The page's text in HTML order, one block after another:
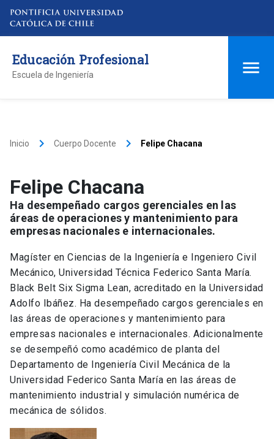
Educación Profesional
Escuela de Ingeniería
Inicio keyboard_arrow_right Cuerpo Docente keyboard_arrow_right Felipe Chacana
Felipe Chacana
Ha desempeñado cargos gerenciales en las
áreas de operaciones y mantenimiento para
empresas nacionales e internacionales.
Magíster en Ciencias de la Ingeniería e Ingeniero Civil
Mecánico, Universidad Técnica Federico Santa María.
Black Belt Six Sigma Lean, acreditado en la Universidad
Adolfo Ibáñez. Ha desempeñado cargos gerenciales en
las áreas de operaciones y mantenimiento para
empresas nacionales e internacionales. Adicionalmente
se desempeñó como académico de planta del
Departamento de Ingeniería Civil Mecánica de la
Universidad Federico Santa María en las áreas de
mantenimiento industrial y simulación numérica de
mecánica de sólidos.